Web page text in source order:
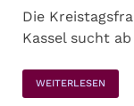
Die
Kassel sucht
WEITERLESEN